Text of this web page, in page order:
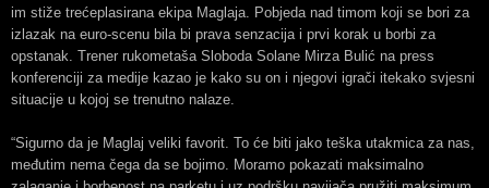
im stiže trećeplasirana ekipa Maglaja. Pobjeda nad timom koji se bori za
izlazak na euro-scenu bila bi prava senzacija i prvi korak u borbi za
opstanak. Trener rukometaša Sloboda Solane Mirza Bulić na press
konferenciji za medije kazao je kako su on i njegovi igrači itekako svjesni
situacije u kojoj se trenutno nalaze.
“Sigurno da je Maglaj veliki favorit. To će biti jako teška utakmica za nas,
međutim nema čega da se bojimo. Moramo pokazati maksimalno